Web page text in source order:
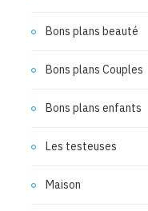
Bons plans beauté
Bons plans Couples
Bons plans enfants
Les testeuses
Maison